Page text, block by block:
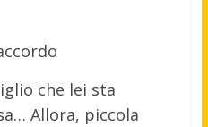
che lei sta
Allora, piccola